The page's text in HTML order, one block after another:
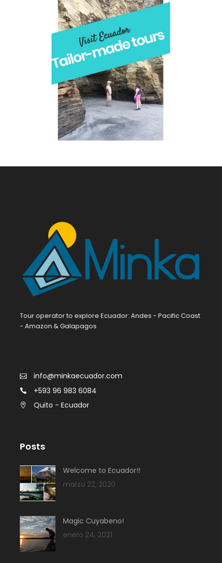
Tour operator to explore Ecuador: Andes - Pacific Coast
- Amazon & Galapagos
info@minkaecuador.com
+593 96 983 6084
Quito - Ecuador
Posts
Welcome to Ecuador!!
marzo 22, 2020
Magic Cuyabeno!
enero 24, 2021